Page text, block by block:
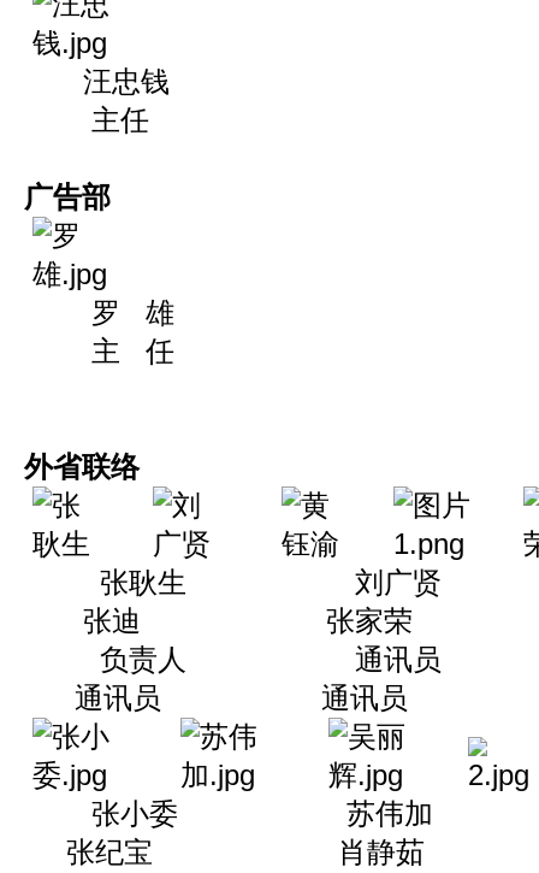
汪忠钱
主任
广告部
罗 雄
主 任
外省联络
张耿生 刘广
张迪 张家荣
负责人 通讯
通讯员 通讯员
张小委 苏伟
张纪宝 肖静茹